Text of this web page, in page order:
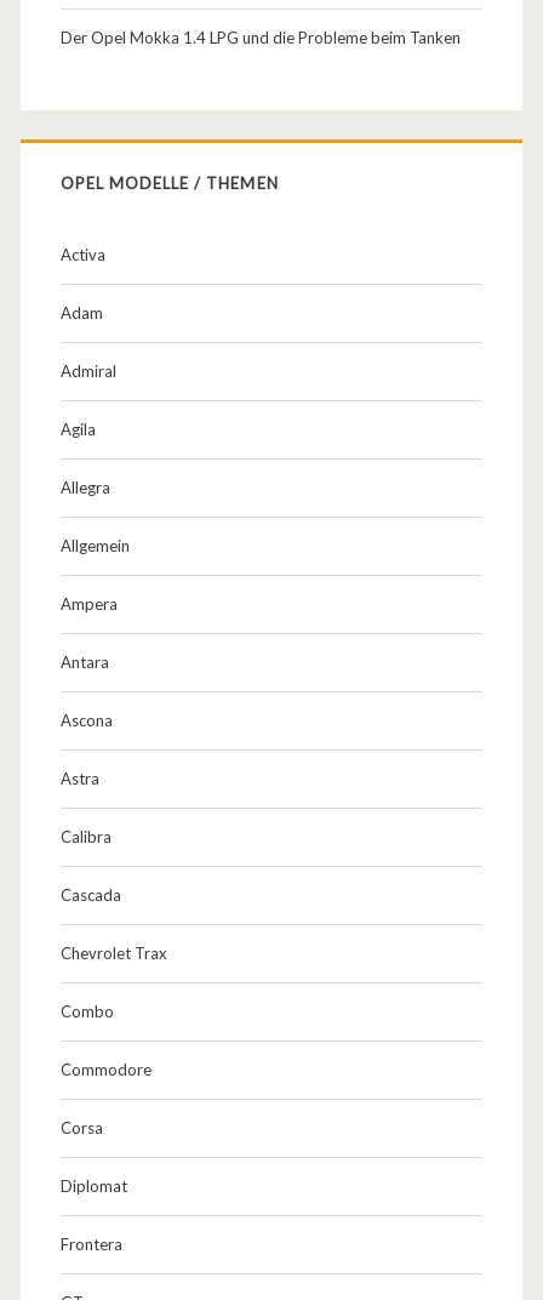
a
b
i
d
a
e
…
Der Opel Mokka 1.4 LPG und die Probleme beim Tanken
OPEL MODELLE / THEMEN
Activa
Adam
Admiral
Agila
Allegra
Allgemein
Ampera
Antara
Ascona
Astra
Calibra
Cascada
Chevrolet Trax
Combo
Commodore
Corsa
Diplomat
Frontera